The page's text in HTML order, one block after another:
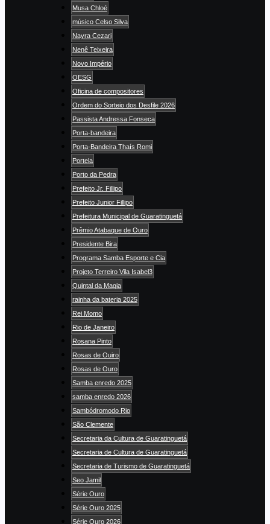
Musa Chloé
músico Celso Silva
Nayra Cezari
Nenê Teixeira
Novo Império
OESG
Oficina de compositores
Ordem do Sorteio dos Desfile 2026
Passista Andressa Fonseca
Porta-bandeira
Porta-Bandeira Thaís Romi
Portela
Porto da Pedra
Prefeito Jr. Fillipo
Prefeito Junior Fillipo
Prefeitura Municipal de Guaratinguetá
Prêmio Atabaque de Ouro
Presidente Bira
Programa Samba Esporte e Cia
Projeto Terreiro Vila Isabel3
Quintal da Magia
rainha da bateria 2025
Rei Momo
Rio de Janeiro
Rosana Pinto
Rosas de Ouiro
Rosas de Ouro
Samba enredo 2025
samba enredo 2026
Sambódromodo Rio
São Clemente
Secretaria da Cultura de Guaratinguetá
Secretaria de Cultura de Guaratinguetá
Secretaria de Turismo de Guaratinguetá
Seo Jamil
Série Ouro
Série Ouro 2025
Série Ouro 2026